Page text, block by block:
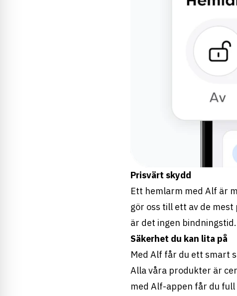
Prisvärt skydd
Ett hemlarm med Alf är
gör oss till ett av de
är det ingen bindningstid.
Säkerhet du kan lita på
Med Alf får du ett smart
Alla våra produkter är
med Alf-appen får du